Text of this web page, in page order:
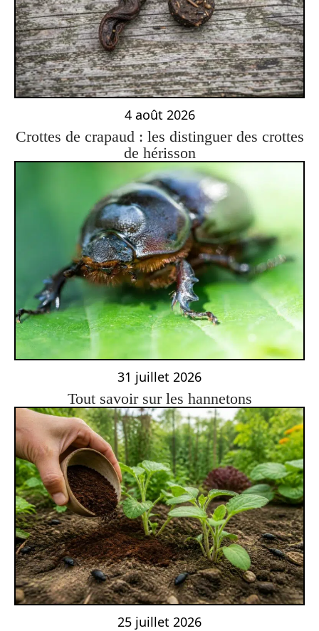
4 août 2026
Crottes de crapaud : les distinguer des crottes
de hérisson
31 juillet 2026
Tout savoir sur les hannetons
25 juillet 2026